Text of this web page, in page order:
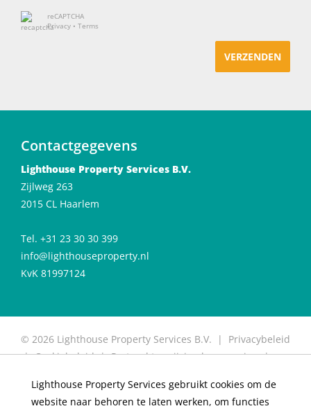
Lighthouse Property Services gebruikt cookies om de
website naar behoren te laten werken, om functies
reCAPTCHA
Privacy • Terms
VERZENDEN
Contactgegevens
Lighthouse Property Services B.V.
Zijlweg 263
2015 CL Haarlem
Tel. +31 23 30 30 399
info@lighthouseproperty.nl
KvK 81997124
© 2026 Lighthouse Property Services B.V. | Privacybeleid
|Cookiebeleid|Protocol toewijzing huurwoning|
door OGonline